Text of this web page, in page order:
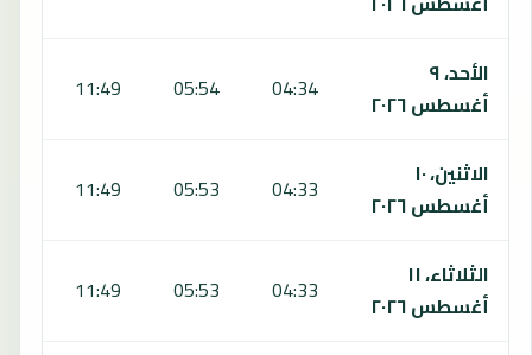
الأحد، ٩
أغسطس ٢٠٢٦
04:34
05:54
11:49
الاثنين، ١٠
أغسطس ٢٠٢٦
04:33
05:53
11:49
الثلاثاء، ١١
أغسطس ٢٠٢٦
04:33
05:53
11:49